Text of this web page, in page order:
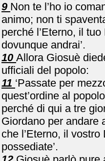
9 Non te l’ho io
animo; non ti
perché l’Eterno, il
dovunque andrai’.
10 Allora Giosuè
ufficiali del popolo:
11 ‘Passate per
quest’ordine al
perché di qui a tre
Giordano per andare
che l’Eterno, il
possediate’.